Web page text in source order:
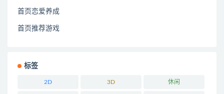
首页恋爱养成
首页推荐游戏
标签
2D 3D 休闲